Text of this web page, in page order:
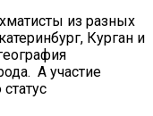
из разных
Курган и
А участие